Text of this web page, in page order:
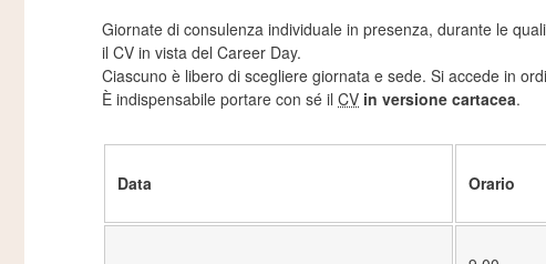
Giornate di consulenza individuale in presenza, durante le
il CV in vista del Career Day.
Ciascuno è libero di scegliere giornata e sede. Si accede in
È indispensabile portare con sé il CV in versione cartacea.
Data Orario